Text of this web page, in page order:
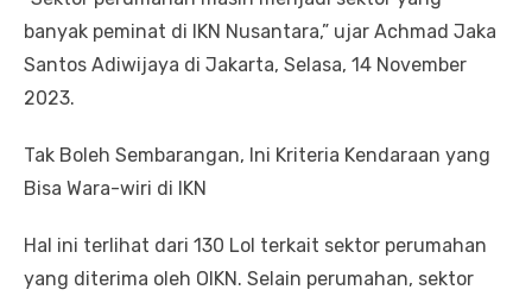
banyak peminat di IKN Nusantara,” ujar Achmad Jaka
Santos Adiwijaya di Jakarta, Selasa, 14 November
2023.
Tak Boleh Sembarangan, Ini Kriteria Kendaraan yang
Bisa Wara-wiri di IKN
Hal ini terlihat dari 130 LoI terkait sektor perumahan
yang diterima oleh OIKN. Selain perumahan, sektor